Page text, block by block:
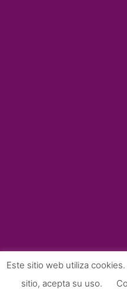
Este sitio web utiliza
sitio, acepta su uso.